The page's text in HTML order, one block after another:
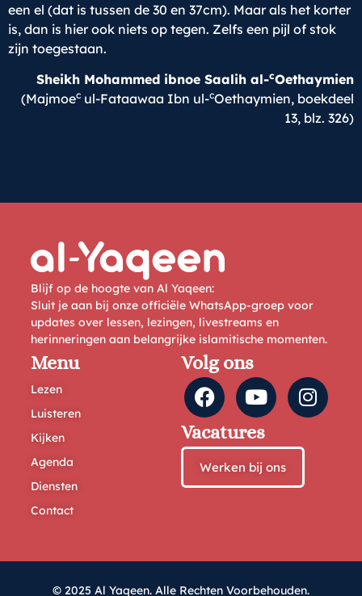
een el (dat is tussen de 30 en 37cm). Maar als het korter
is, dan is hier ook niets op tegen. Zelfs een pijl of stok
zijn toegestaan.
Sheikh Mohammed ibnoe Saalih al-cOethaymien
(Majmoec ul-Fataawaa Ibn ul-cOethaymien, boekdeel
13, blz. 326)
Blijf op de hoogte van Al Yaqeen:
Sluit je aan bij onze officiële WhatsApp-groep voor
updates over lessen, lezingen, livestreams en
herinneringen aan belangrijke islamitische momenten.
Menu
Lezen
Luisteren
Kijken
Agenda
Diensten
Contact
Volg ons
Vacatures
Werken bij ons
© 2025 Al Yaqeen. Alle Rechten Voorbehouden.